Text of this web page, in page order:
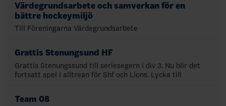
Värdegrundsarbete och samverkan för en
bättre hockeymiljö
Till Föreningarna Värdegrundsarbete
Grattis Stenungsund HF
Grattis Stenungssund till seriesegern i div 3. Nu blir det
fortsatt spel i alltrean för Shf och Lions. Lycka till
Team 08